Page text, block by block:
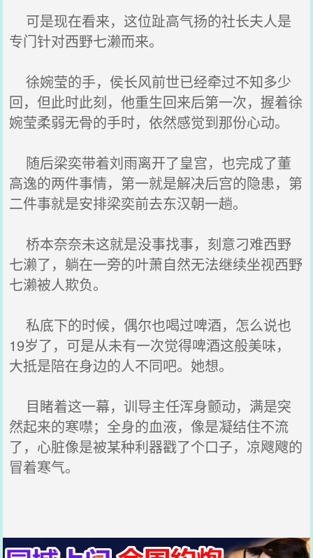
可是现在看来，这位趾高气扬的社长夫人是
专门针对西野七濑而来。
徐婉莹的手，侯长风前世已经牵过不知多少
回，但此时此刻，他重生回来后第一次，握着徐
婉莹柔弱无骨的手时，依然感觉到那份心动。
随后梁奕带着刘雨离开了皇宫，也完成了董
高逸的两件事情，第一就是解决后宫的隐患，第
二件事就是安排梁奕前去东汉朝一趟。
桥本奈奈未这就是没事找事，刻意刁难西野
七濑了，躺在一旁的叶萧自然无法继续坐视西野
七濑被人欺负。
私底下的时候，偶尔也喝过啤酒，怎么说也
19岁了，可是从未有一次觉得啤酒这般美味，
大抵是陪在身边的人不同吧。她想。
目睹着这一幕，训导主任浑身颤动，满是突
然起来的寒噤；全身的血液，像是凝结住不流
了，心脏像是被某种利器戳了个口子，凉飕飕的
冒着寒气。